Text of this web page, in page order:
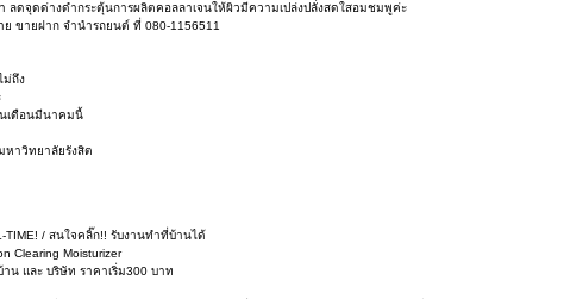
ลดจุดด่างดำกระตุ้นการผลิตคอลลาเจนให้ผิวมีความเปล่งปลั่งสดใสอมชมพูค่ะ
ขายฝาก จำนำรถยนต์ ที่ 080-1156511
ม่ถึง
เดือนมีนาคมนี้
าวิทยาลัยรังสิต
TIME! / สนใจคลิ๊ก!! รับงานทำที่บ้านได้
Clearing Moisturizer
น และ บริษัท ราคาเริ่ม300 บาท